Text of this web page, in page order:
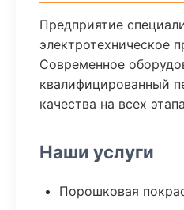
Предприятие
электротехническое
Современное
квалифицированный
качества на всех
Наши услуги
Порошковая